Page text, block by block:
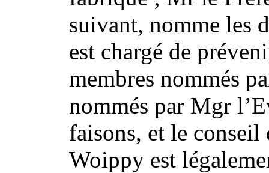
suivant, nomme les
est chargé de
membres nommés
nommés par Mgr
faisons, et le conseil
Woippy est